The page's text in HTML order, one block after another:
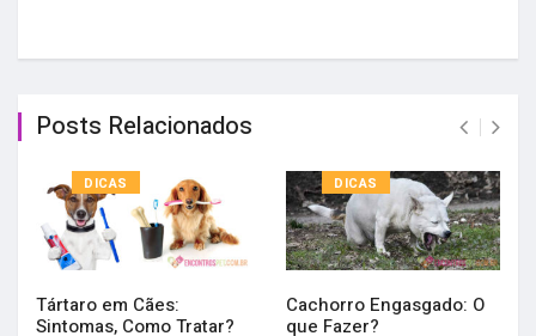
Posts Relacionados
DICAS
Tártaro em Cães:
Sintomas, Como Tratar?
DICAS
Cachorro Engasgado: O
que Fazer?